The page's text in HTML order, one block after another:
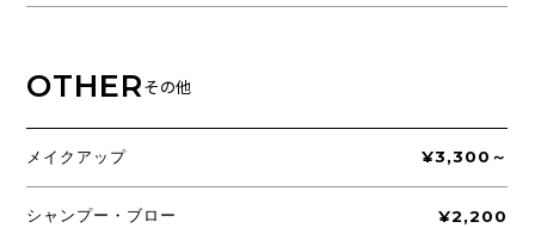
OTHERその他
メイクアップ ¥3,300～
シャンプー・ブロー ¥2,200